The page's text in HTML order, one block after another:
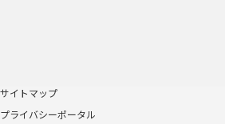
サイトマップ
プライバシーポータル